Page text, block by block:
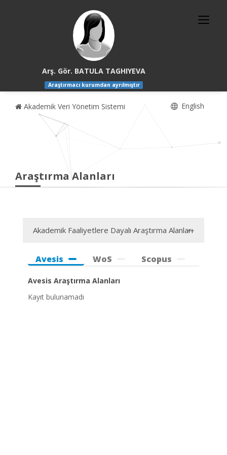
Arş. Gör. BATULA TAGHIYEVA
Araştırmacı kurumdan ayrılmıştır
Akademik Veri Yönetim Sistemi English
Araştırma Alanları
Akademik Faaliyetlere Dayalı Araştırma Alanları
Avesis WoS Scopus
Avesis Araştırma Alanları
Kayıt bulunamadı